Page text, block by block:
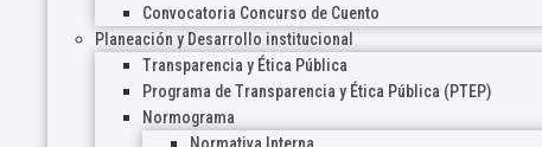
Convocatoria Concurso de Cuento
Planeación y Desarrollo institucional
Transparencia y Ética Pública
Programa de Transparencia y Ética Pública (PTEP)
Normograma
Normativa Interna